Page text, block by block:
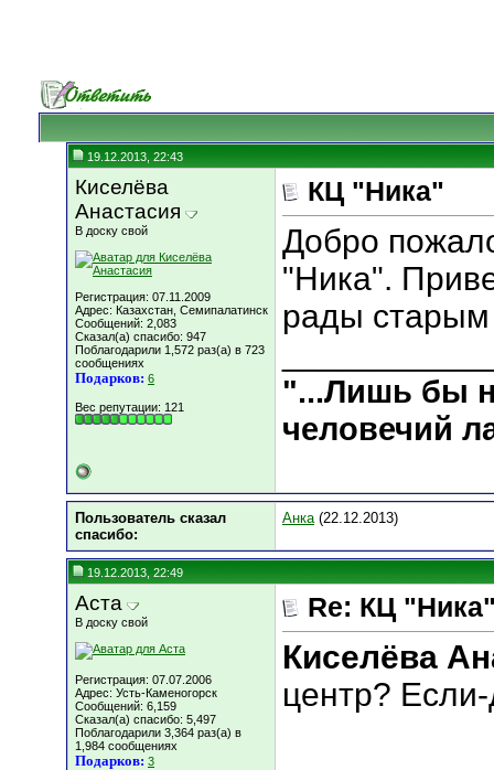
19.12.2013, 22:43
Киселёва
Анастасия
В доску свой
Регистрация: 07.11.2009
Адрес: Казахстан, Семипалатинск
Сообщений: 2,083
Сказал(а) спасибо: 947
Поблагодарили 1,572 раз(а) в 723
сообщениях
Подарков: 6
Вес репутации: 121
КЦ "Ника"
Добро
"Ника".
рады
"...Лишь бы
человечий
Пользователь сказал
cпасибо:
Анка(22.12.2013)
19.12.2013, 22:49
Аста
В доску свой
Регистрация: 07.07.2006
Адрес: Усть-Каменогорск
Сообщений: 6,159
Сказал(а) спасибо: 5,497
Поблагодарили 3,364 раз(а) в
1,984 сообщениях
Подарков: 3
Re: КЦ
Киселёва
центр?